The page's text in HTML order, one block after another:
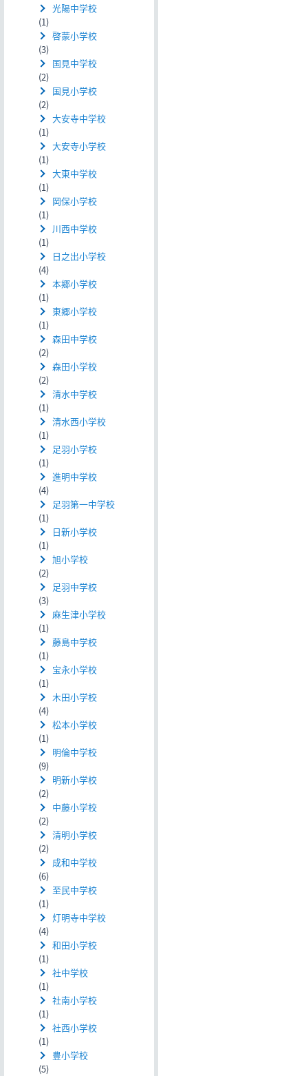
光陽中学校
(1)
啓蒙小学校
(3)
国見中学校
(2)
国見小学校
(2)
大安寺中学校
(1)
大安寺小学校
(1)
大東中学校
(1)
岡保小学校
(1)
川西中学校
(1)
日之出小学校
(4)
本郷小学校
(1)
東郷小学校
(1)
森田中学校
(2)
森田小学校
(2)
清水中学校
(1)
清水西小学校
(1)
足羽小学校
(1)
進明中学校
(4)
足羽第一中学校
(1)
日新小学校
(1)
旭小学校
(2)
足羽中学校
(3)
麻生津小学校
(1)
藤島中学校
(1)
宝永小学校
(1)
木田小学校
(4)
松本小学校
(1)
明倫中学校
(9)
明新小学校
(2)
中藤小学校
(2)
清明小学校
(2)
成和中学校
(6)
至民中学校
(1)
灯明寺中学校
(4)
和田小学校
(1)
社中学校
(1)
社南小学校
(1)
社西小学校
(1)
豊小学校
(5)